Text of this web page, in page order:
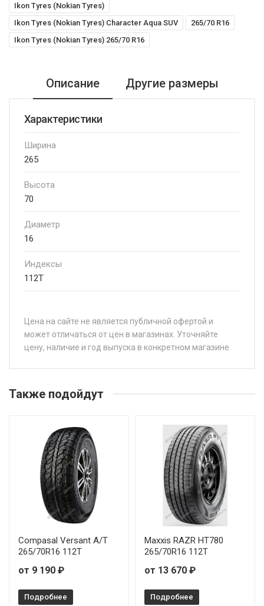
Ikon Tyres (Nokian Tyres)
Ikon Tyres (Nokian Tyres) Character Aqua SUV
265/70 R16
Ikon Tyres (Nokian Tyres) 265/70 R16
Описание Другие размеры
Характеристики
Ширина
265
Высота
70
Диаметр
16
Индексы
112T
Цена на сайте не является публичной офертой и
может отличаться от цен в магазинах. Уточняйте
цену, наличие и год выпуска в конкретном магазине.
Ikon Tyres (Nokian Tyres) Character Aqua SUV 215/55R18
Ikon Tyres (Nokian Tyres) Character Aqua SUV 215/60R17
96H
Ikon Tyres (Nokian Tyres) Character Aqua SUV 215/65R16
98H
Ikon Tyres (Nokian Tyres) Character Aqua SUV 215/65R17
99V
Ikon Tyres (Nokian Tyres) Character Aqua SUV 215/70R16
Ikon Tyres (Nokian Tyres) Character Aqua SUV 225/55R18
98H
Также подойдут
Compasal Versant A/T
265/70R16 112T
от 9 190 ₽
Подробнее
Maxxis RAZR HT780
265/70R16 112T
от 13 670 ₽
Подробнее